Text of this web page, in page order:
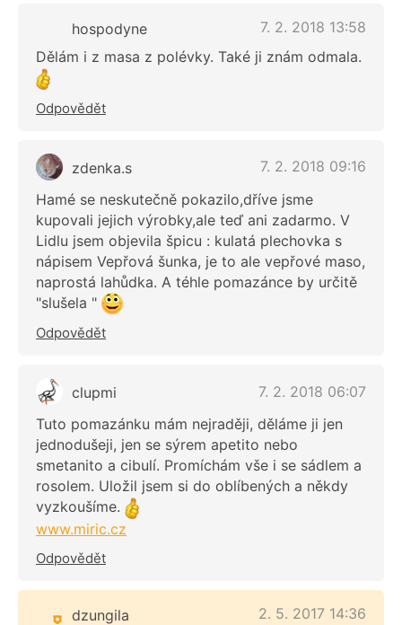
hospodyne
7. 2. 2018 13:58
Dělám i z masa z polévky. Také ji znám odmala.
Odpovědět
zdenka.s
7. 2. 2018 09:16
Hamé se neskutečně pokazilo,dříve jsme
kupovali jejich výrobky,ale teď ani zadarmo. V
Lidlu jsem objevila špicu : kulatá plechovka s
nápisem Vepřová šunka, je to ale vepřové maso,
naprostá lahůdka. A téhle pomazánce by určitě
"slušela "
Odpovědět
clupmi
7. 2. 2018 06:07
Tuto pomazánku mám nejraději, děláme ji jen
jednodušeji, jen se sýrem apetito nebo
smetanito a cibulí. Promíchám vše i se sádlem a
rosolem. Uložil jsem si do oblíbených a někdy
vyzkoušíme.
www.miric.cz
Odpovědět
dzungila 2. 5. 2017 14:36